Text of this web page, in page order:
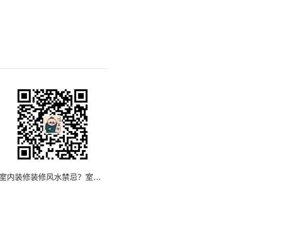
室内装修装修风水禁忌？室内装修要注意哪些要点？